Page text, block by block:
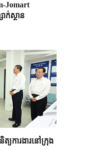
Jomart
ក់ស្ថាន​
យការងារនៅក្រុង